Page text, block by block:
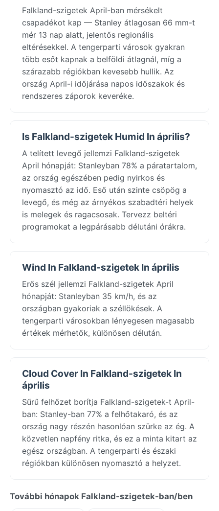
Falkland-szigetek April-ban mérsékelt
csapadékot kap — Stanley átlagosan 66 mm-t
mér 13 nap alatt, jelentős regionális
eltérésekkel. A tengerparti városok gyakran
több esőt kapnak a belföldi átlagnál, míg a
szárazabb régiókban kevesebb hullik. Az
ország April-i időjárása napos időszakok és
rendszeres záporok keveréke.
Is Falkland-szigetek Humid In április?
A telített levegő jellemzi Falkland-szigetek
April hónapját: Stanleyban 78% a páratartalom,
az ország egészében pedig nyirkos és
nyomasztó az idő. Eső után szinte csöpög a
levegő, és még az árnyékos szabadtéri helyek
is melegek és ragacsosak. Tervezz beltéri
programokat a legpárásabb délutáni órákra.
Wind In Falkland-szigetek In április
Erős szél jellemzi Falkland-szigetek April
hónapját: Stanleyban 35 km/h, és az
országban gyakoriak a széllökések. A
tengerparti városokban lényegesen magasabb
értékek mérhetők, különösen délután.
Cloud Cover In Falkland-szigetek In
április
Sűrű felhőzet borítja Falkland-szigetek-t April-
ban: Stanley-ban 77% a felhőtakaró, és az
ország nagy részén hasonlóan szürke az ég. A
közvetlen napfény ritka, és ez a minta kitart az
egész országban. A tengerparti és északi
régiókban különösen nyomasztó a helyzet.
További hónapok Falkland-szigetek-ban/ben